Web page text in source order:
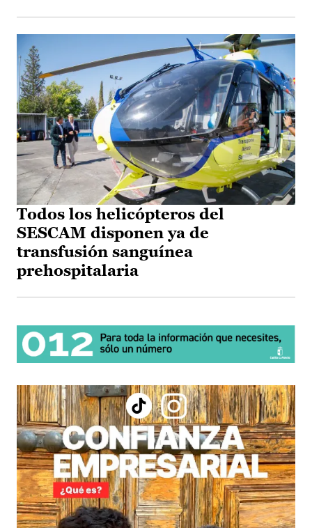
Todos los helicópteros del
SESCAM disponen ya de
transfusión sanguínea
prehospitalaria